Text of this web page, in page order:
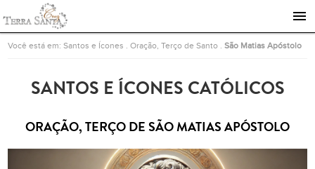
Ir para a página inicial
Você está em:Santos e Ícones .Oração, Terço de Santo .São Matias Apóstolo
SANTOS E ÍCONES CATÓLICOS
ORAÇÃO, TERÇO DE SÃO MATIAS APÓSTOLO